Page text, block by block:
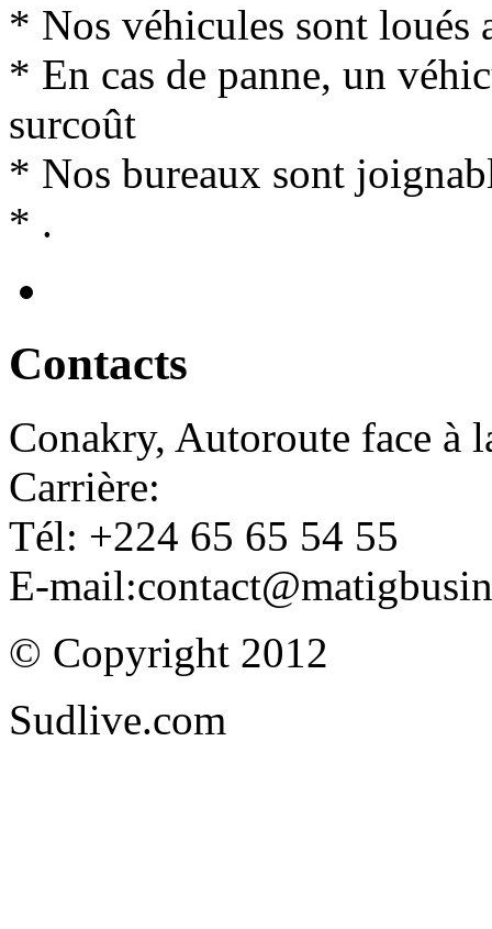
* Nos véhicules sont loués
* En cas de panne, un
surcoût
* Nos bureaux sont
* .
Contacts
Conakry, Autoroute face à
Carrière:
Tél: +224 65 65 54 55
E-
© Copyright 2012
Sudlive.com